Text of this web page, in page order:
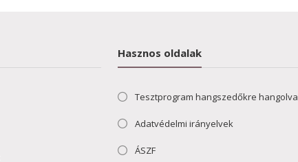
Hasznos oldalak
Tesztprogram hangszedőkre hangolva
Adatvédelmi irányelvek
ÁSZF